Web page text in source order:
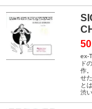
ex-
ド
作
せ
と
渋い